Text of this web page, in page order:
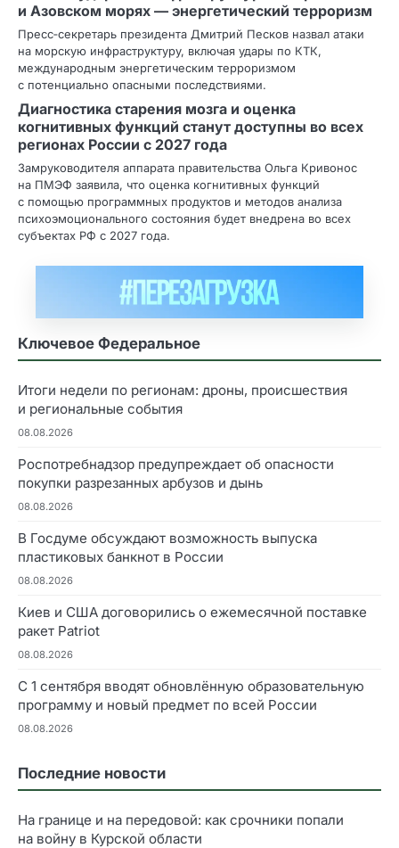
и Азовском морях — энергетический терроризм
Пресс‑секретарь президента Дмитрий Песков назвал атаки
на морскую инфраструктуру, включая удары по КТК,
международным энергетическим терроризмом
с потенциально опасными последствиями.
Диагностика старения мозга и оценка
когнитивных функций станут доступны во всех
регионах России с 2027 года
Замруководителя аппарата правительства Ольга Кривонос
на ПМЭФ заявила, что оценка когнитивных функций
с помощью программных продуктов и методов анализа
психоэмоционального состояния будет внедрена во всех
субъектах РФ с 2027 года.
Ключевое Федеральное
Итоги недели по регионам: дроны, происшествия
и региональные события
08.08.2026
Роспотребнадзор предупреждает об опасности
покупки разрезанных арбузов и дынь
08.08.2026
В Госдуме обсуждают возможность выпуска
пластиковых банкнот в России
08.08.2026
Киев и США договорились о ежемесячной поставке
ракет Patriot
08.08.2026
С 1 сентября вводят обновлённую образовательную
программу и новый предмет по всей России
08.08.2026
Последние новости
На границе и на передовой: как срочники попали
на войну в Курской области